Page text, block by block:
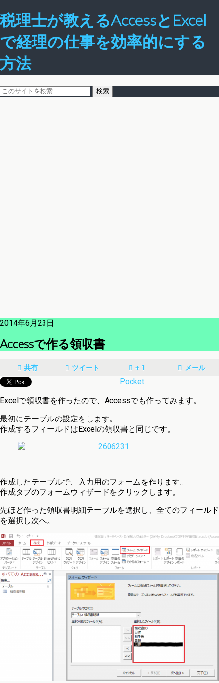
税理士が教えるAccessとExcel
で経理の仕事を効率的にする
方法
2014年6月23日
Accessで作る領収書
共有 ツイート + 1 メール
Pocket
Excelで領収書を作ったので、Accessでも作ってみます。
最初にテーブルの設定をします。
作成するフィールドはExcelの領収書と同じです。
作成したテーブルで、入力用のフォームを作ります。
作成タブのフォームウィザードをクリックします。
先ほど作った領収書明細テーブルを選択し、全てのフィールド
を選択し次へ。